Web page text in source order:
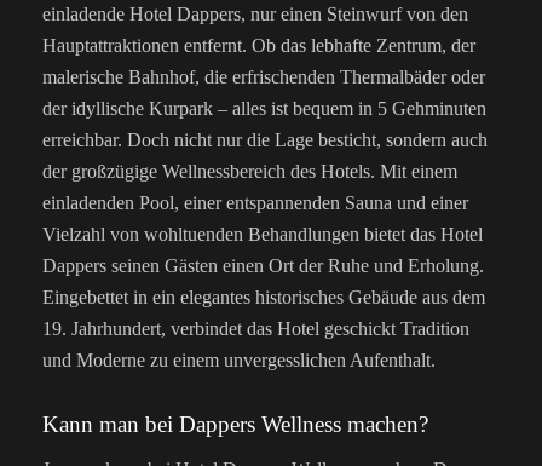
einladende Hotel Dappers, nur einen Steinwurf von den
Hauptattraktionen entfernt. Ob das lebhafte Zentrum, der
malerische Bahnhof, die erfrischenden Thermalbäder oder
der idyllische Kurpark – alles ist bequem in 5 Gehminuten
erreichbar. Doch nicht nur die Lage besticht, sondern auch
der großzügige Wellnessbereich des Hotels. Mit einem
einladenden Pool, einer entspannenden Sauna und einer
Vielzahl von wohltuenden Behandlungen bietet das Hotel
Dappers seinen Gästen einen Ort der Ruhe und Erholung.
Eingebettet in ein elegantes historisches Gebäude aus dem
19. Jahrhundert, verbindet das Hotel geschickt Tradition
und Moderne zu einem unvergesslichen Aufenthalt.
Kann man bei Dappers Wellness machen?